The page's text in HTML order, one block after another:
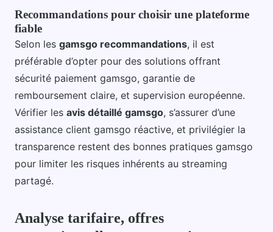
Recommandations pour choisir une plateforme
fiable
Selon les gamsgo recommandations, il est
préférable d’opter pour des solutions offrant
sécurité paiement gamsgo, garantie de
remboursement claire, et supervision européenne.
Vérifier les avis détaillé gamsgo, s’assurer d’une
assistance client gamsgo réactive, et privilégier la
transparence restent des bonnes pratiques gamsgo
pour limiter les risques inhérents au streaming
partagé.
Analyse tarifaire, offres